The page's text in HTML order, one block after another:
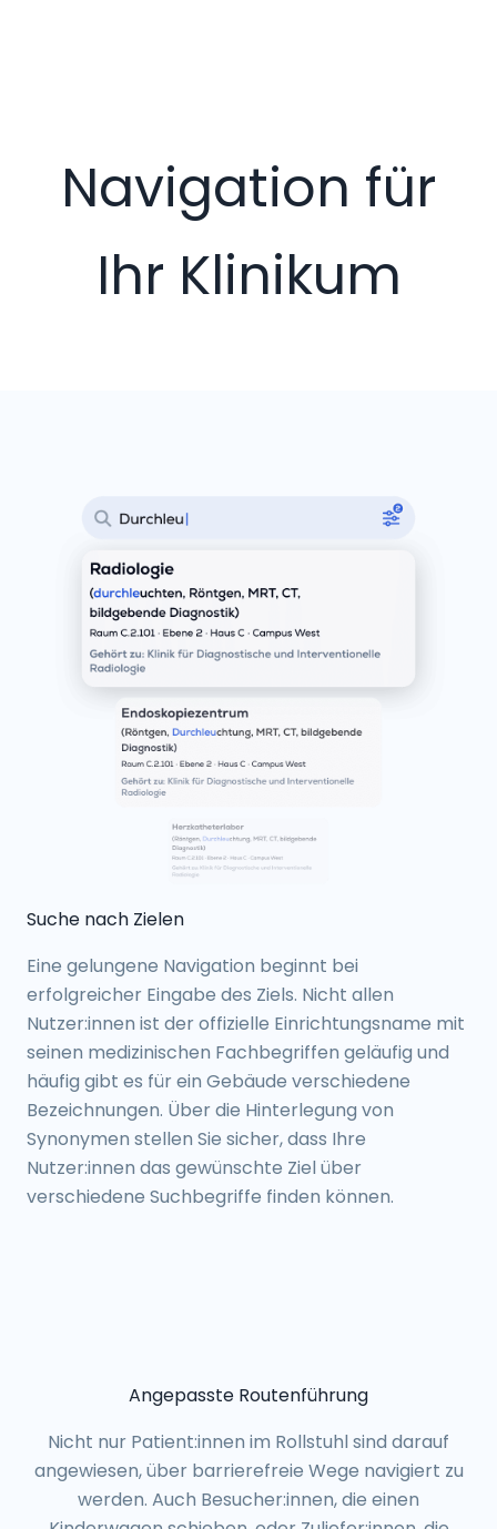
Navigation für
Ihr Klinikum
Suche nach Zielen
Eine gelungene Navigation beginnt bei
erfolgreicher Eingabe des Ziels. Nicht allen
Nutzer:innen ist der offizielle Einrichtungsname mit
seinen medizinischen Fachbegriffen geläufig und
häufig gibt es für ein Gebäude verschiedene
Bezeichnungen. Über die Hinterlegung von
Synonymen stellen Sie sicher, dass Ihre
Nutzer:innen das gewünschte Ziel über
verschiedene Suchbegriffe finden können.
Angepasste Routenführung
Nicht nur Patient:innen im Rollstuhl sind darauf
angewiesen, über barrierefreie Wege navigiert zu
werden. Auch Besucher:innen, die einen